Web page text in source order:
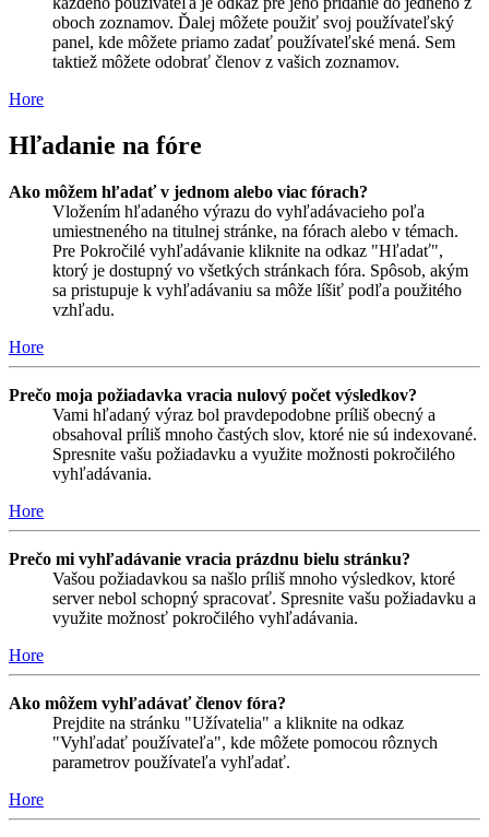
oboch zoznamov. Ďalej môžete použiť svoj používateľský
panel, kde môžete priamo zadať používateľské mená. Sem
taktiež môžete odobrať členov z vašich zoznamov.
Hore
Hľadanie na fóre
Ako môžem hľadať v jednom alebo viac fórach?
Vložením hľadaného výrazu do vyhľadávacieho poľa
umiestneného na titulnej stránke, na fórach alebo v témach.
Pre Pokročilé vyhľadávanie kliknite na odkaz "Hľadať",
ktorý je dostupný vo všetkých stránkach fóra. Spôsob, akým
sa pristupuje k vyhľadávaniu sa môže líšiť podľa použitého
vzhľadu.
Hore
Prečo moja požiadavka vracia nulový počet výsledkov?
Vami hľadaný výraz bol pravdepodobne príliš obecný a
obsahoval príliš mnoho častých slov, ktoré nie sú indexované.
Spresnite vašu požiadavku a využite možnosti pokročilého
vyhľadávania.
Hore
Prečo mi vyhľadávanie vracia prázdnu bielu stránku?
Vašou požiadavkou sa našlo príliš mnoho výsledkov, ktoré
server nebol schopný spracovať. Spresnite vašu požiadavku a
využite možnosť pokročilého vyhľadávania.
Hore
Ako môžem vyhľadávať členov fóra?
Prejdite na stránku "Užívatelia" a kliknite na odkaz
"Vyhľadať používateľa", kde môžete pomocou rôznych
parametrov používateľa vyhľadať.
Hore